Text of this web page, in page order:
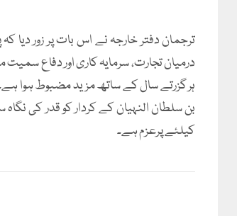
ترجمان دفتر خارجہ نے اس بات پر زور دیا
درمیان تجارت، سرمایہ کاری اور دفاع
ہر گزرتے سال کے ساتھ مزید مضبوط ہوا
بن سلطان النہیان کے کردار کو قدر کی
کیلئے پرعزم ہے۔